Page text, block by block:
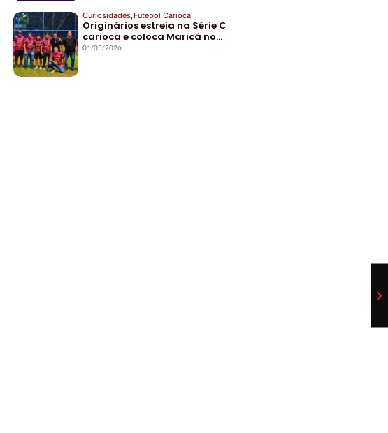
Curiosidades Futebol Carioca
Originários estreia na Série C
carioca e coloca Maricá no…
01/05/2026